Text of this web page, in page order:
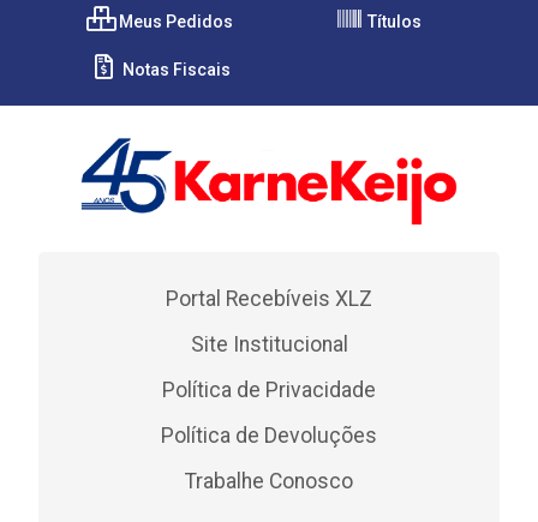
Meus Pedidos Títulos
Notas Fiscais
Portal Recebíveis XLZ
Site Institucional
Política de Privacidade
Política de Devoluções
Trabalhe Conosco